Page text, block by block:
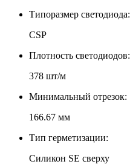
Типоразмер светодиода:
CSP
Плотность светодиодов:
378 шт/м
Минимальный отрезок:
166.67 мм
Тип герметизации:
Силикон SE сверху